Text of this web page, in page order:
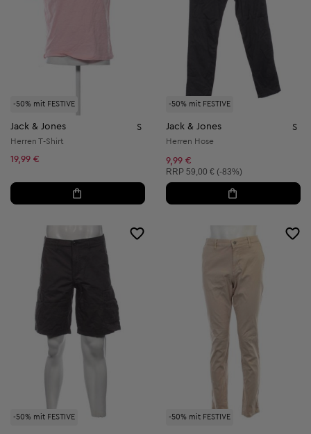
-50% mit FESTIVE
Jack & Jones S
Herren T-Shirt
19,99 €
-50% mit FESTIVE
Jack & Jones S
Herren Hose
9,99 €
Unverbindliche Preisempfehlung:
RRP 59,00 € (-83%)
-50% mit FESTIVE -50% mit FESTIVE